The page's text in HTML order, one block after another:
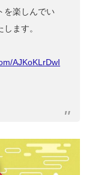
を楽しんでい
ます。
AJKoKLrDwI